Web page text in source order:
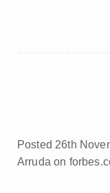
Posted 26th
Arruda on